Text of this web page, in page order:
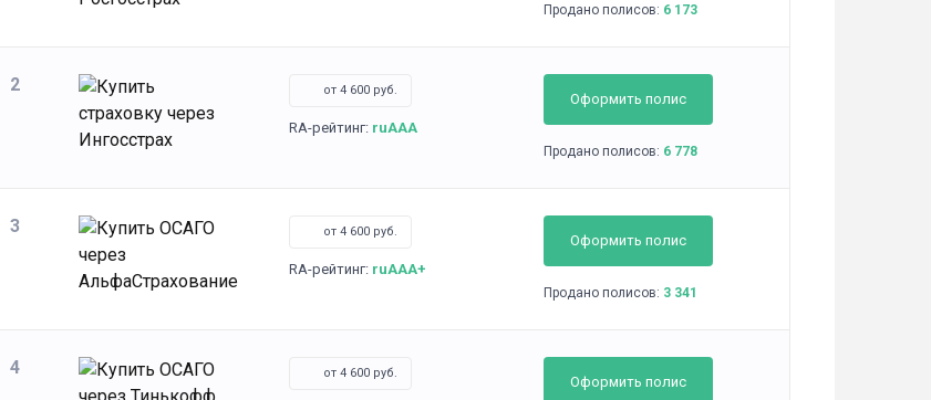
Продано полисов: 6 173
2 от 4 600 руб.
RA-рейтинг: ruAAA
Оформить полис
Продано полисов: 6 778
3 от 4 600 руб.
RA-рейтинг: ruAAA+
Оформить полис
Продано полисов: 3 341
4 от 4 600 руб.
Оформить полис